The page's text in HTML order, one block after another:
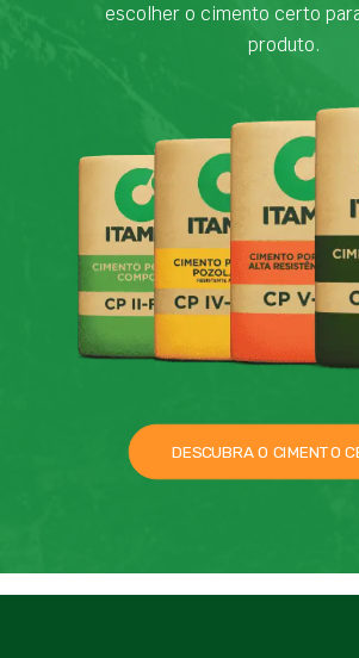
escolher o cimento certo
produto.
DESCUBRA O CIMENTO